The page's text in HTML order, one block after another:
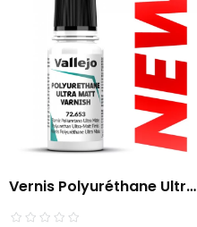
Vernis Polyuréthane Ultra
Mat